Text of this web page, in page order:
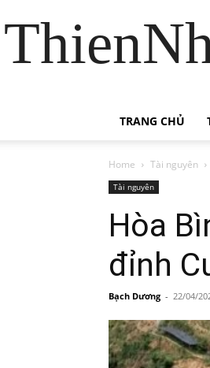
TRANG CHỦ
Home Tài nguyên
Tài nguyên
Hòa
đỉnh
Bạch Dương - 22/04/